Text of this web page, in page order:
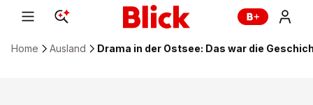
Home Ausland Drama in der Ostsee: Das war die